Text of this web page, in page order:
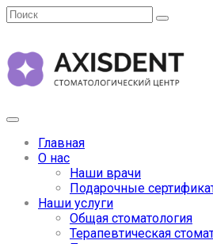
Главная
О нас
Наши врачи
Подарочные
Наши услуги
Общая стоматология
Терапевтическая